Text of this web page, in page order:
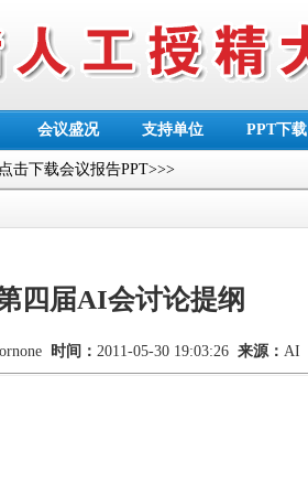
会议盛况 支持单位 PPT下载
击下载会议报告PPT>>>
四届AI会讨论提纲
时间： 2011-05-30 19:03:26 来源： AI